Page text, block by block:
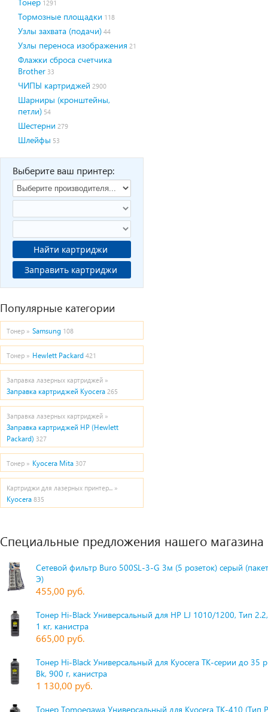
1291
Тормозные площадки 118
Узлы захвата (подачи) 44
Узлы переноса изображения 21
Флажки сброса счетчика
Brother 33
ЧИПЫ картриджей 2900
Шарниры (кронштейны,
петли) 54
Шестерни 279
Шлейфы 53
Выберите ваш принтер:
Найти картриджи
Заправить картриджи
Популярные категории
Тонер » Samsung 108
Тонер » Hewlett Packard 421
Заправка лазерных картриджей »
Заправка картриджей Kyocera 265
Заправка лазерных картриджей »
Заправка картриджей HP (Hewlett
Packard) 327
Тонер » Kyocera Mita 307
Картриджи для лазерных принтер... »
Kyocera 835
Специальные предложения нашего магазина
Сетевой фильтр Buro 500SL-3-G 3м (5 розеток) серый
Э)
455,00 руб.
Тонер Hi-Black Универсальный для HP LJ 1010/1200, Тип
1 кг, канистра
665,00 руб.
Тонер Hi-Black Универсальный для Kyocera TK-серии до 35
Bk, 900 г, канистра
1 130,00 руб.
Тонер Tomoegawa Универсальный для Kyocera TK-410 (Тип